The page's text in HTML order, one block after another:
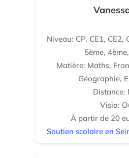
Niveau: CP, CE1, CE2,
5ème,
Matière: Maths,
Géographie,
Distance:
Visio:
À partir de 20
Soutien scolaire en